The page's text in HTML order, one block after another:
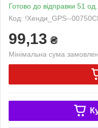
Готово до відправки 51 од.
Код: !Хенди_GPS--
99,13 ₴
Мінімальна сума